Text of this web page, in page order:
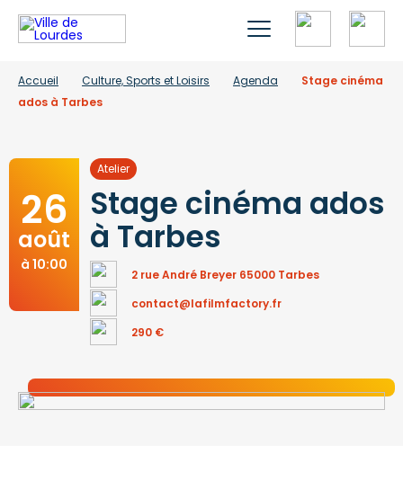
Accueil Culture, Sports et Loisirs Agenda
Stage cinéma
ados à Tarbes
26
août
à 10:00
Atelier
Stage cinéma ados
à Tarbes
2 rue André Breyer 65000 Tarbes
contact@lafilmfactory.fr
290 €